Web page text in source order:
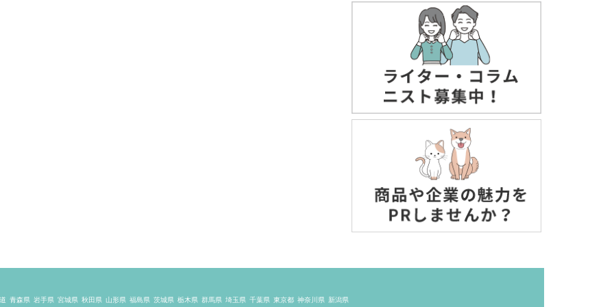
青森県 岩手県 宮城県 秋田県 山形県 福島県 茨城県 栃木県 群馬県 埼玉県 千葉県 東京都 神奈川県 新潟県